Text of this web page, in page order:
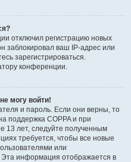
отключил регистрацию новых
заблокировал ваш IP-адрес или
зарегистрироваться.
конференции.
могу войти!
и пароль. Если они верны, то
поддержка COPPA и при
13 лет, следуйте полученным
требуется, чтобы все новые
или
Эта информация отображается в